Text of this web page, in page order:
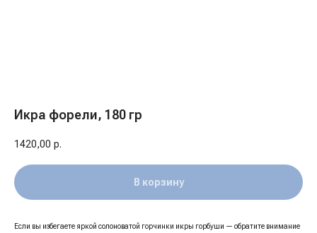
Икра форели, 180 гр
1420,00 р.
В корзину
Если вы избегаете яркой солоноватой горчинки икры горбуши — обратите внимание